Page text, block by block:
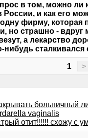
в том, можно ли
и как его
фирму, которая
но страшно -
а лекарство
нибудь
1 >
больничный
vaginalis
отит!!!!!! схожу с